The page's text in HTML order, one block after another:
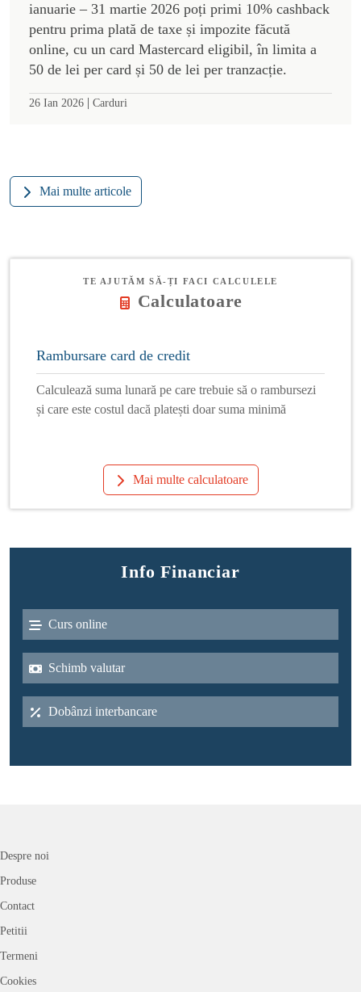
ianuarie – 31 martie 2026 poți primi 10% cashback
pentru prima plată de taxe și impozite făcută
online, cu un card Mastercard eligibil, în limita a
50 de lei per card și 50 de lei per tranzacție.
26 Ian 2026 | Carduri
Mai multe articole
TE AJUTĂM SĂ-ȚI FACI CALCULELE
Calculatoare
Rambursare card de credit
Calculează suma lunară pe care trebuie să o rambursezi
și care este costul dacă platești doar suma minimă
Mai multe calculatoare
Info Financiar
Curs online
Schimb valutar
Dobânzi interbancare
Despre noi
Produse
Contact
Petitii
Termeni
Cookies